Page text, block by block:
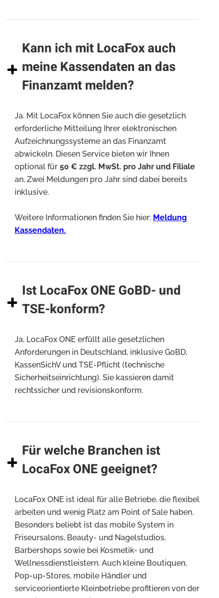
Kann ich mit LocaFox auch
meine Kassendaten an das
Finanzamt melden?
Ja. Mit LocaFox können Sie auch die gesetzlich
erforderliche Mitteilung Ihrer elektronischen
Aufzeichnungssysteme an das Finanzamt
abwickeln. Diesen Service bieten wir Ihnen
optional für 50 € zzgl. MwSt. pro Jahr und Filiale
an. Zwei Meldungen pro Jahr sind dabei bereits
inklusive.
Weitere Informationen finden Sie hier: Meldung
Kassendaten.
Ist LocaFox ONE GoBD- und
TSE-konform?
Ja, LocaFox ONE erfüllt alle gesetzlichen
Anforderungen in Deutschland, inklusive GoBD,
KassenSichV und TSE-Pflicht (technische
Sicherheitseinrichtung). Sie kassieren damit
rechtssicher und revisionskonform.
Für welche Branchen ist
LocaFox ONE geeignet?
LocaFox ONE ist ideal für alle Betriebe, die flexibel
arbeiten und wenig Platz am Point of Sale haben.
Besonders beliebt ist das mobile System in
Friseursalons, Beauty- und Nagelstudios,
Barbershops sowie bei Kosmetik- und
Wellnessdienstleistern. Auch kleine Boutiquen,
Pop-up-Stores, mobile Händler und
serviceorientierte Kleinbetriebe profitieren von der